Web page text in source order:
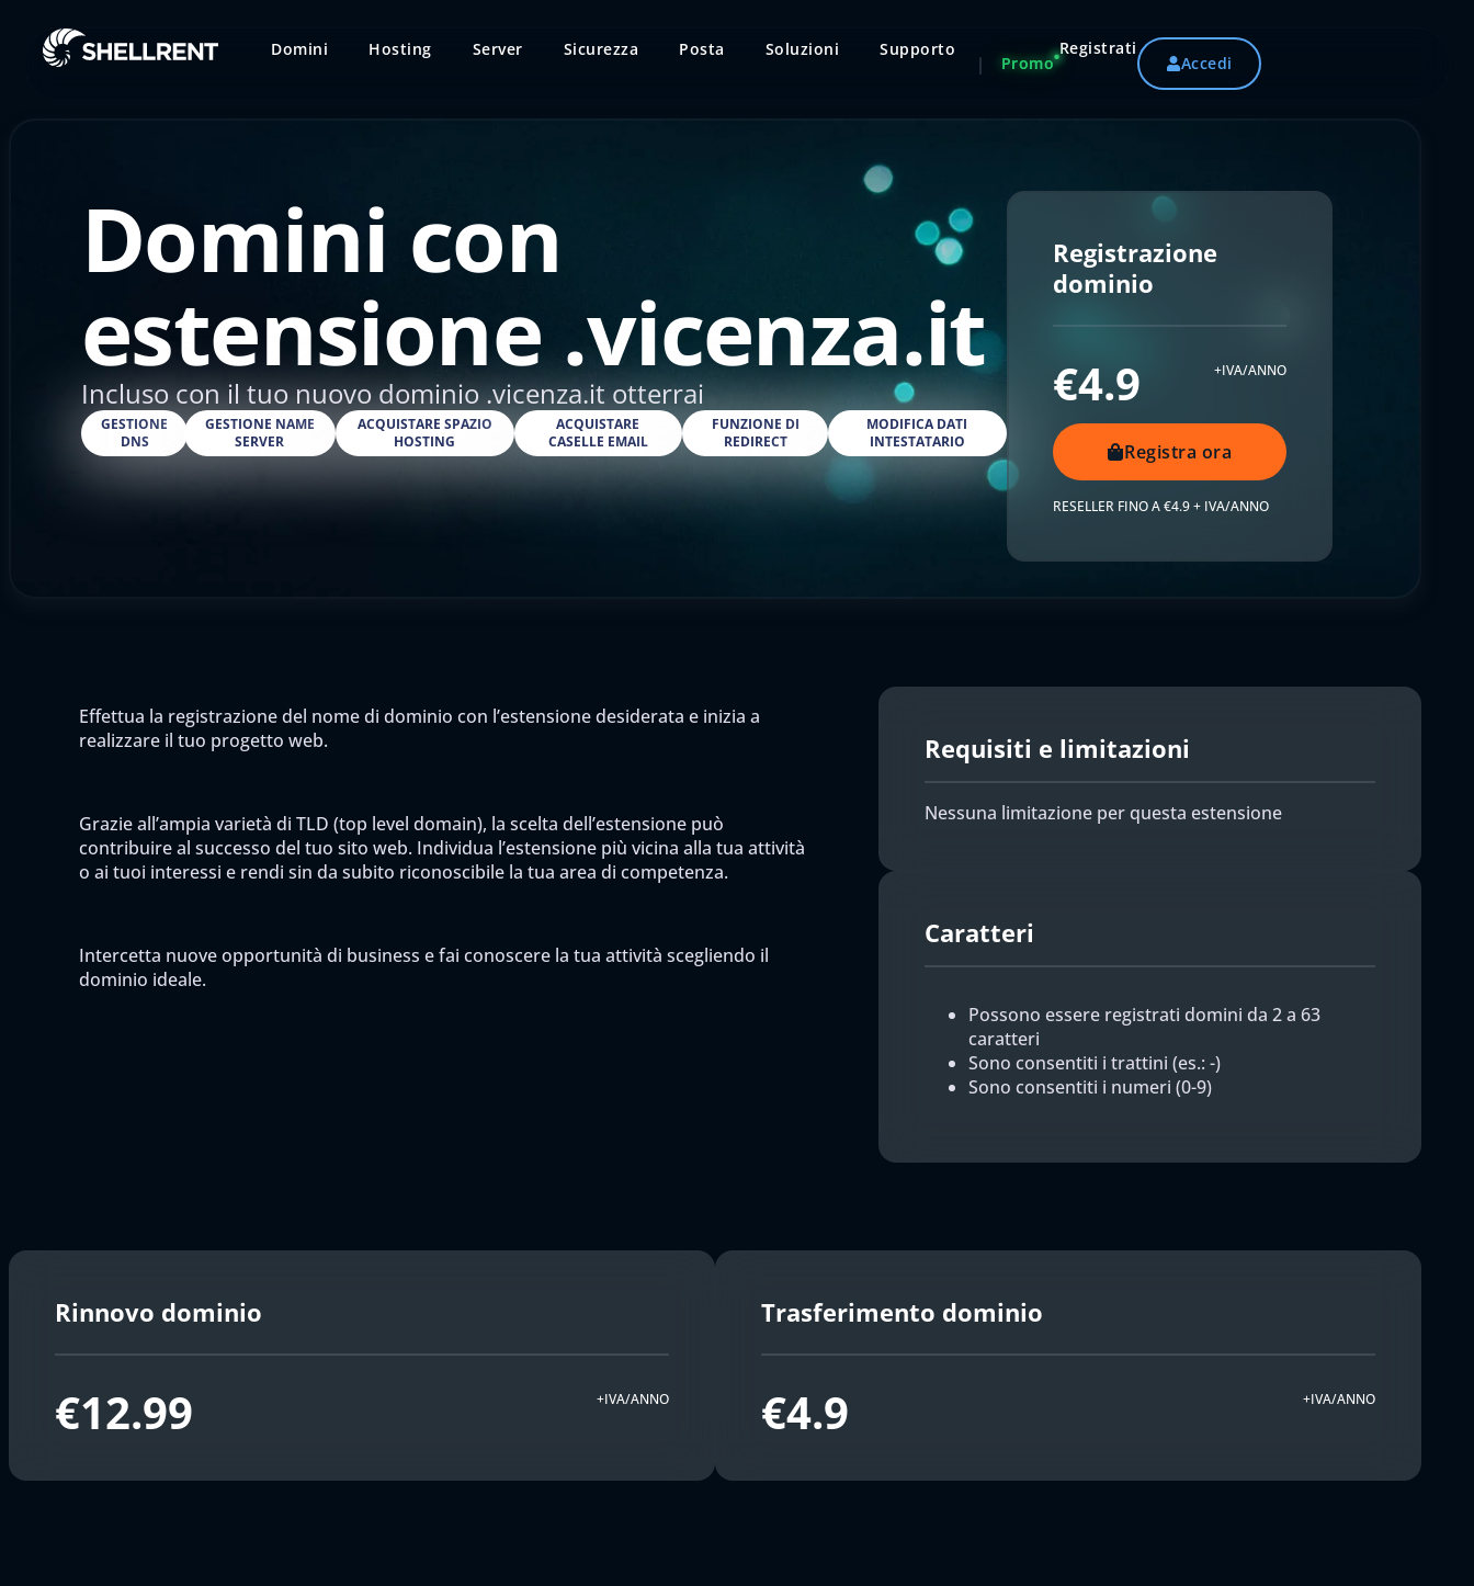
Domini Hosting Server Sicurezza Posta Soluzioni Supporto
Promo
Registrati
Accedi
Domini con
estensione .vicenza.it
Incluso con il tuo nuovo dominio .vicenza.it otterrai
GESTIONE
DNS
GESTIONE NAME
SERVER
ACQUISTARE SPAZIO
HOSTING
ACQUISTARE
CASELLE EMAIL
FUNZIONE DI
REDIRECT
MODIFICA DATI
INTESTATARIO
Registrazione
dominio
€4.9 +IVA/ANNO
Registra ora
RESELLER FINO A €4.9 + IVA/ANNO
Effettua la registrazione del nome di dominio con l’estensione desiderata e inizia a
realizzare il tuo progetto web.
Grazie all’ampia varietà di TLD (top level domain), la scelta dell’estensione può
contribuire al successo del tuo sito web. Individua l’estensione più vicina alla tua attività
o ai tuoi interessi e rendi sin da subito riconoscibile la tua area di competenza.
Intercetta nuove opportunità di business e fai conoscere la tua attività scegliendo il
dominio ideale.
Requisiti e limitazioni
Nessuna limitazione per questa estensione
Caratteri
Possono essere registrati domini da 2 a 63
caratteri
Sono consentiti i trattini (es.: -)
Sono consentiti i numeri (0-9)
Rinnovo dominio
€12.99 +IVA/ANNO
Trasferimento dominio
€4.9 +IVA/ANNO